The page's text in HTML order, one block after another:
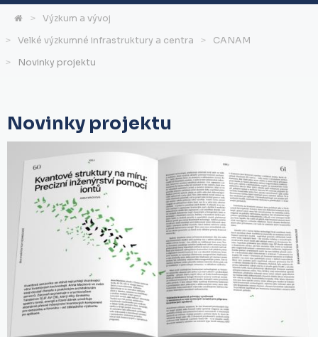
Výzkum a vývoj
Velké výzkumné infrastruktury a centra
CANAM
Novinky projektu
Novinky projektu